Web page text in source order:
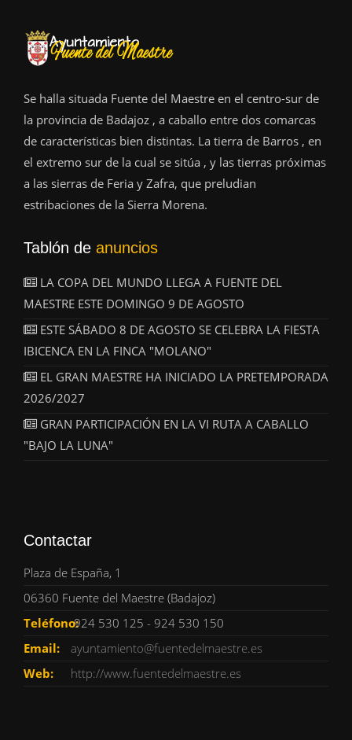
Se halla situada Fuente del Maestre en el centro-sur de
la provincia de Badajoz , a caballo entre dos comarcas
de características bien distintas. La tierra de Barros , en
el extremo sur de la cual se sitúa , y las tierras próximas
a las sierras de Feria y Zafra, que preludian
estribaciones de la Sierra Morena.
Tablón de anuncios
LA COPA DEL MUNDO LLEGA A FUENTE DEL
MAESTRE ESTE DOMINGO 9 DE AGOSTO
ESTE SÁBADO 8 DE AGOSTO SE CELEBRA LA FIESTA
IBICENCA EN LA FINCA "MOLANO"
EL GRAN MAESTRE HA INICIADO LA PRETEMPORADA
2026/2027
GRAN PARTICIPACIÓN EN LA VI RUTA A CABALLO
"BAJO LA LUNA"
Contactar
Plaza de España, 1
06360 Fuente del Maestre (Badajoz)
Teléfono:924 530 125 - 924 530 150
Email:
ayuntamiento@fuentedelmaestre.es
Web:
http://www.fuentedelmaestre.es